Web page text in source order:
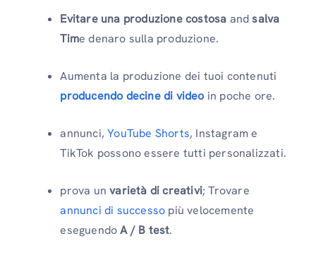
Evitare una produzione costosa andsalva
Time denaro sulla produzione.
Aumenta la produzione dei tuoi contenuti
producendo decine di video in poche ore.
annunci,YouTube Shorts, Instagram e
TikTok possono essere tutti personalizzati.
prova unvarietà di creativi; Trovare
annunci di successo più velocemente
eseguendoA / B test.